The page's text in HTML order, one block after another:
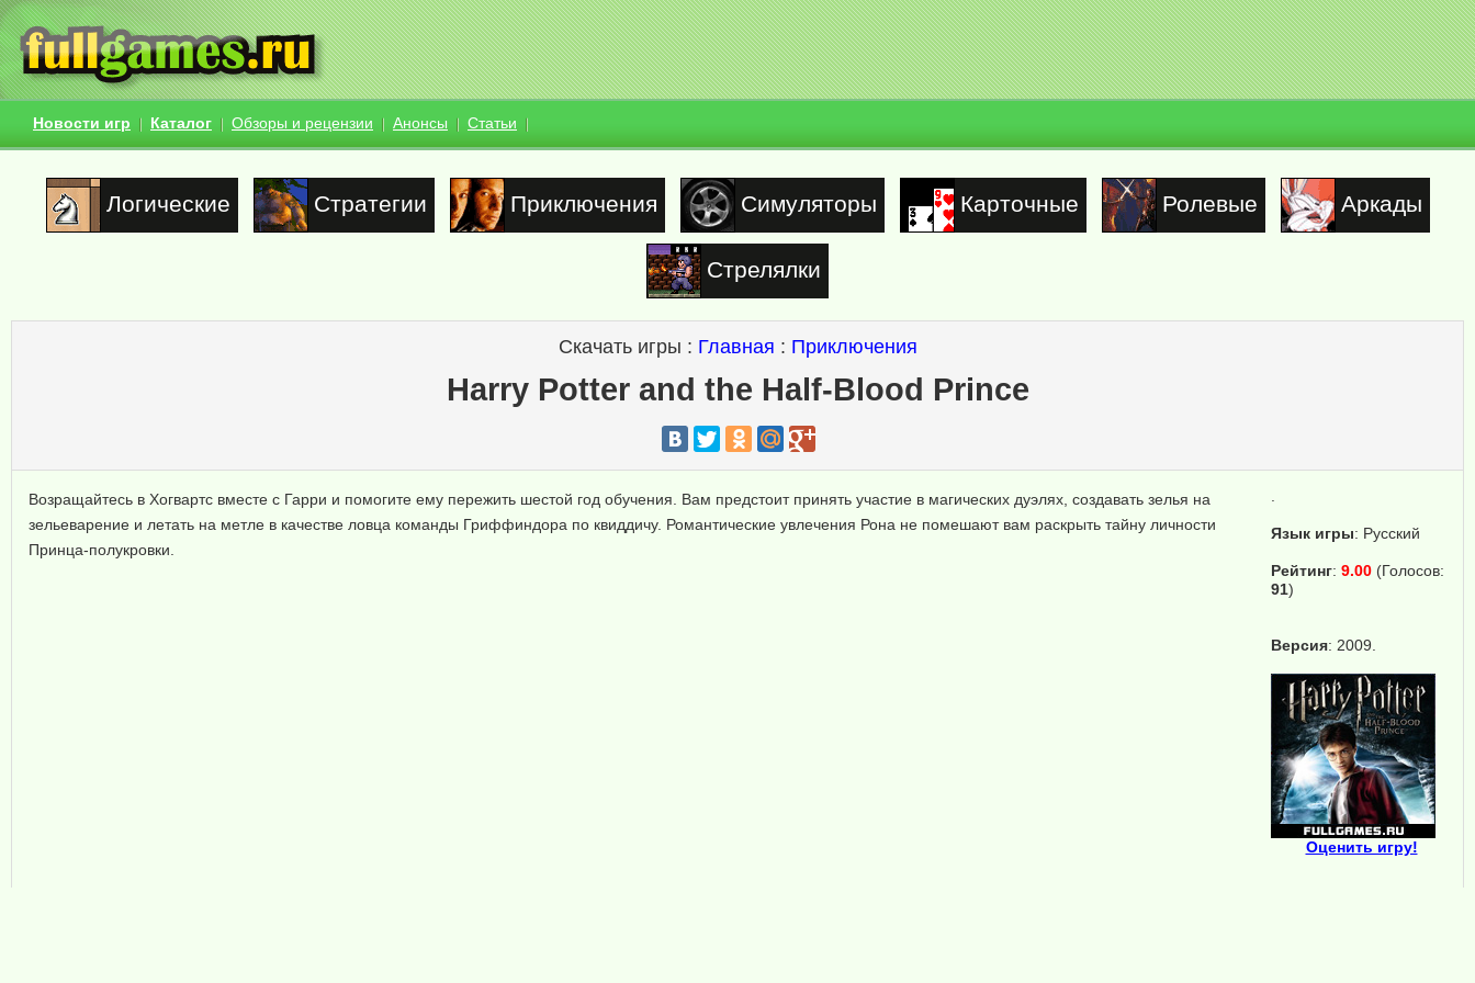
Новости игр Каталог Обзоры и рецензии Анонсы Статьи
Логические Стратегии Приключения Симуляторы Карточные Ролевые Аркады
Стрелялки
Скачать игры : Главная : Приключения
Harry Potter and the Half-Blood Prince
Язык игры: Русский
Рейтинг: 9.00 (Голосов:
91)
Версия: 2009.
Оценить игру!
Возращайтесь в Хогвартс вместе с Гарри и помогите ему пережить шестой год обучения. Вам предстоит принять участие в магических дуэлях, создавать зелья на
зельеварение и летать на метле в качестве ловца команды Гриффиндора по квиддичу. Романтические увлечения Рона не помешают вам раскрыть тайну личности
Принца-полукровки.